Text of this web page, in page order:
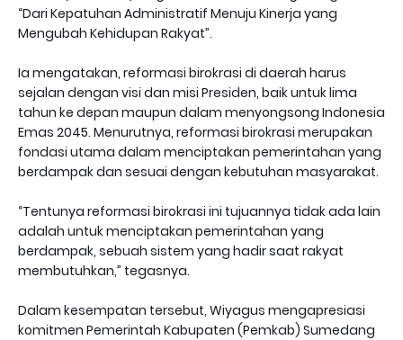
“Dari Kepatuhan Administratif Menuju Kinerja yang
Mengubah Kehidupan Rakyat”.
Ia mengatakan, reformasi birokrasi di daerah harus
sejalan dengan visi dan misi Presiden, baik untuk lima
tahun ke depan maupun dalam menyongsong Indonesia
Emas 2045. Menurutnya, reformasi birokrasi merupakan
fondasi utama dalam menciptakan pemerintahan yang
berdampak dan sesuai dengan kebutuhan masyarakat.
“Tentunya reformasi birokrasi ini tujuannya tidak ada lain
adalah untuk menciptakan pemerintahan yang
berdampak, sebuah sistem yang hadir saat rakyat
membutuhkan,” tegasnya.
Dalam kesempatan tersebut, Wiyagus mengapresiasi
komitmen Pemerintah Kabupaten (Pemkab) Sumedang